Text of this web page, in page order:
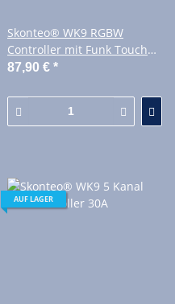
Skonteo® WK9 RGBW
Controller mit Funk Touch
Fernbedienung
87,90 € *
AUF LAGER